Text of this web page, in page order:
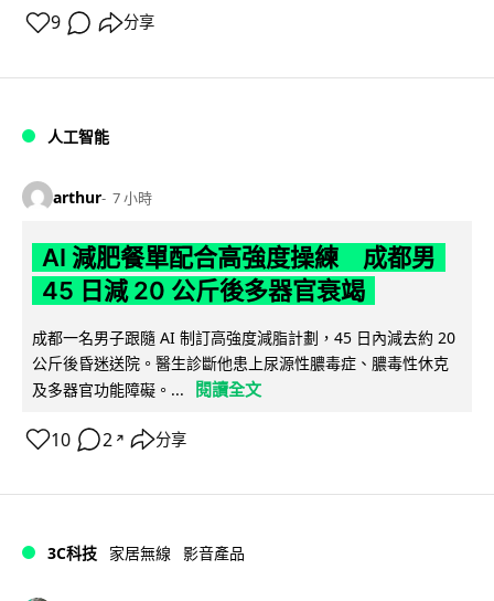
9 分享
人工智能
arthur 7 小時
AI 減肥餐單配合高強度操練 成都男
45 日減 20 公斤後多器官衰竭
成都一名男子跟隨 AI 制訂高強度減脂計劃，45 日內減去約 20
公斤後昏迷送院。醫生診斷他患上尿源性膿毒症、膿毒性休克
及多器官功能障礙。...
閱讀全文
10 2 ↗ 分享
3C科技 家居無線 影音產品